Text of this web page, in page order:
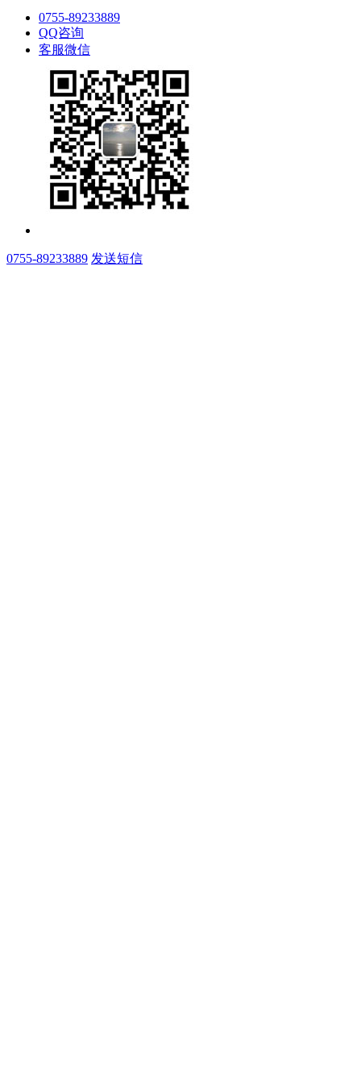
0755-89233889
QQ咨询
客服微信
0755-89233889 发送短信